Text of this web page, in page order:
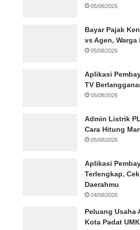
05/08/2026
Bayar Pajak
vs Agen, Warga
05/08/2026
Aplikasi
TV
05/08/2026
Admin Listrik
Cara Hitung
05/08/2026
Aplikasi
Terlengkap,
Daerahmu
04/08/2026
Peluang Usaha
Kota Padat